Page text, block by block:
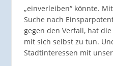
„einverleiben“ könnte.
Suche nach
gegen den Verfall, hat
mit sich selbst zu tun.
Stadtinteressen mit